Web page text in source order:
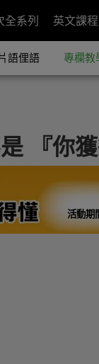
全系列 英文課程
語俚語 專欄教
『你獲
活動期